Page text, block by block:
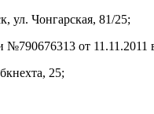
ул. Чонгарская, 81/25;
от
25;